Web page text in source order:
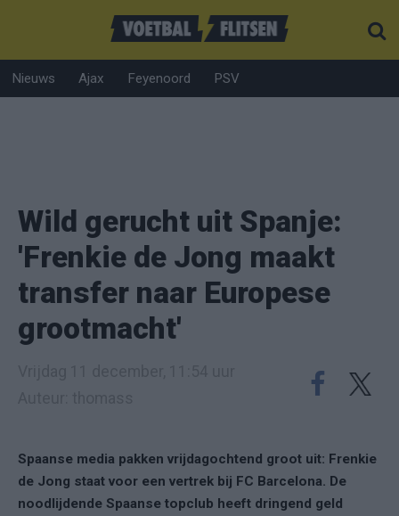
Nieuws Ajax Feyenoord PSV
Wild gerucht uit Spanje:
'Frenkie de Jong maakt
transfer naar Europese
grootmacht'
Spaanse media pakken vrijdagochtend groot uit: Frenkie
de Jong staat voor een vertrek bij FC Barcelona. De
noodlijdende Spaanse topclub heeft dringend geld